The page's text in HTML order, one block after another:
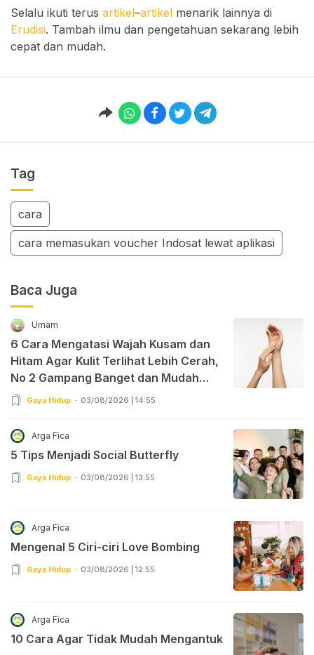
Selalu ikuti terus artikel–artikel menarik lainnya di
Erudisi. Tambah ilmu dan pengetahuan sekarang lebih
cepat dan mudah.
Tag
cara
cara memasukan voucher Indosat lewat aplikasi
Baca Juga
Umam
6 Cara Mengatasi Wajah Kusam dan
Hitam Agar Kulit Terlihat Lebih Cerah,
No 2 Gampang Banget dan Mudah
Dipraktekkan!
Gaya Hidup 03/08/2026 | 14:55
Arga Fica
5 Tips Menjadi Social Butterfly
Gaya Hidup 03/08/2026 | 13:55
Arga Fica
Mengenal 5 Ciri-ciri Love Bombing
Gaya Hidup 03/08/2026 | 12:55
Arga Fica
10 Cara Agar Tidak Mudah Mengantuk